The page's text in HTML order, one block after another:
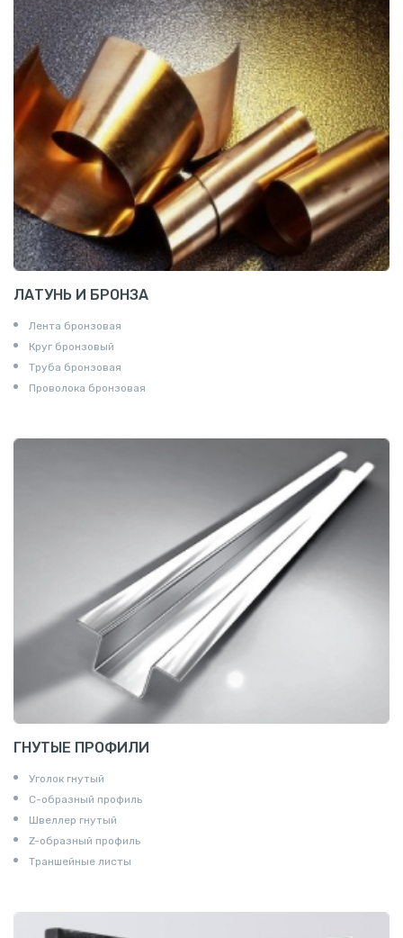
ЛАТУНЬ И БРОНЗА
Лента бронзовая
Круг бронзовый
Труба бронзовая
Проволока бронзовая
ГНУТЫЕ ПРОФИЛИ
Уголок гнутый
С-образный профиль
Швеллер гнутый
Z-образный профиль
Траншейные листы